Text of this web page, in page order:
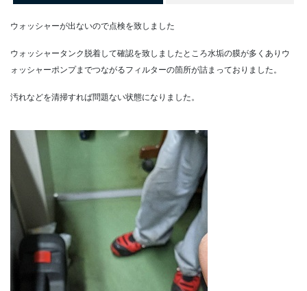
ウォッシャーが出ないので点検を致しました
ウォッシャータンク脱着して確認を致しましたところ水垢の膜が多くありウ
ォッシャーポンプまでつながるフィルターの箇所が詰まっておりました。
汚れなどを清掃すれば問題ない状態になりました。